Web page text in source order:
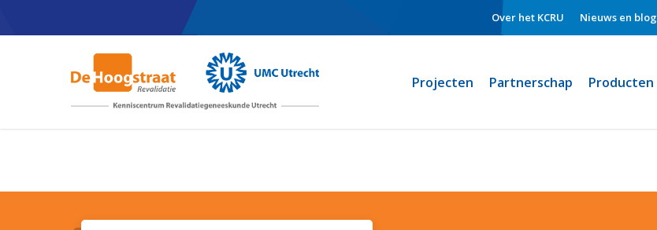
to
Over het KCRU Nieuws en blog
Projecten Partnerschap Producten